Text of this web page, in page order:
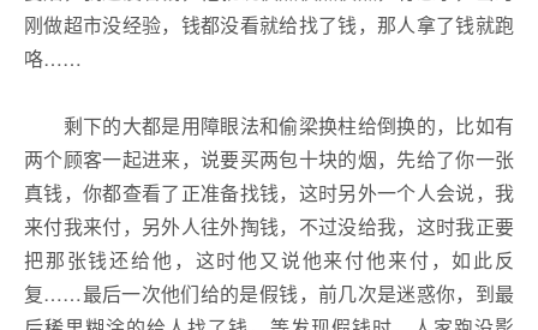
刚做超市没经验，钱都没看就给找了钱，那人拿了钱就跑
咯……
剩下的大都是用障眼法和偷梁换柱给倒换的，比如有
两个顾客一起进来，说要买两包十块的烟，先给了你一张
真钱，你都查看了正准备找钱，这时另外一个人会说，我
来付我来付，另外人往外掏钱，不过没给我，这时我正要
把那张钱还给他，这时他又说他来付他来付，如此反
复……最后一次他们给的是假钱，前几次是迷惑你，到最